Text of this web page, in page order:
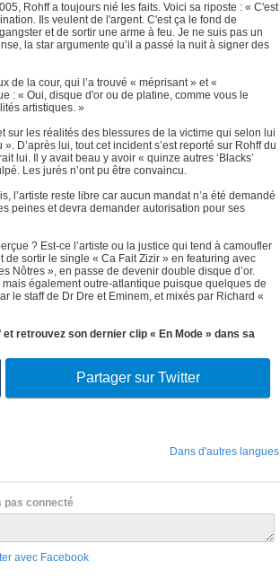
Rohff a toujours nié les faits. Voici sa riposte : « C'est
Ils veulent de l'argent. C'est ça le fond de
et de sortir une arme à feu. Je ne suis pas un
la star argumente qu’il a passé la nuit à signer des
de la cour, qui l’a trouvé « méprisant » et «
: « Oui, disque d'or ou de platine, comme vous le
artistiques. »
sur les réalités des blessures de la victime qui selon lui
D’après lui, tout cet incident s’est reporté sur Rohff du
lui. Il y avait beau y avoir « quinze autres ‘Blacks’
Les jurés n’ont pu être convaincu.
l’artiste reste libre car aucun mandat n’a été demandé
peines et devra demander autorisation pour ses
? Est-ce l’artiste ou la justice qui tend à camoufler
de sortir le single « Ca Fait Zizir » en featuring avec
Nôtres », en passe de devenir double disque d’or.
également outre-atlantique puisque quelques de
le staff de Dr Dre et Eminem, et mixés par Richard «
retrouvez son dernier clip « En Mode » dans sa
Partager sur Twitter
Dans d'autres langues
pas connecté
avec Facebook